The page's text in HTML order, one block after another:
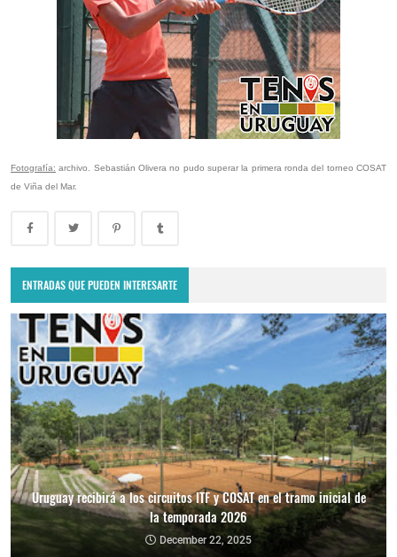
Fotografía: archivo. Sebastián Olivera no pudo superar la primera ronda del torneo COSAT
de Viña del Mar.
ENTRADAS QUE PUEDEN INTERESARTE
Uruguay recibirá a los circuitos ITF y COSAT en el tramo inicial de
la temporada 2026
December 22, 2025